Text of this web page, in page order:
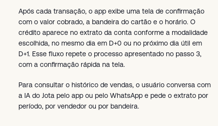
Após cada transação, o app exibe uma tela de confirmação
com o valor cobrado, a bandeira do cartão e o horário. O
crédito aparece no extrato da conta conforme a modalidade
escolhida, no mesmo dia em D+0 ou no próximo dia útil em
D+1. Esse fluxo repete o processo apresentado no passo 3,
com a confirmação rápida na tela.
Para consultar o histórico de vendas, o usuário conversa com
a IA do Jota pelo app ou pelo WhatsApp e pede o extrato por
período, por vendedor ou por bandeira.